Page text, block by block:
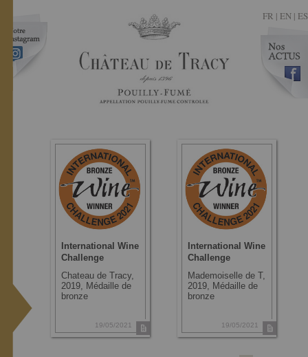
FR | EN | ES
International Wine
Challenge
Chateau de Tracy,
2019, Médaille de
bronze
19/05/2021
International Wine
Challenge
Mademoiselle de T,
2019, Médaille de
bronze
19/05/2021